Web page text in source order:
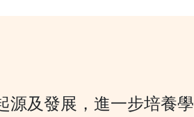
源及發展，進一步培養學